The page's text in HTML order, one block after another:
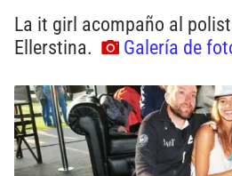
La it girl acompaño al
Ellerstina.
Galería de